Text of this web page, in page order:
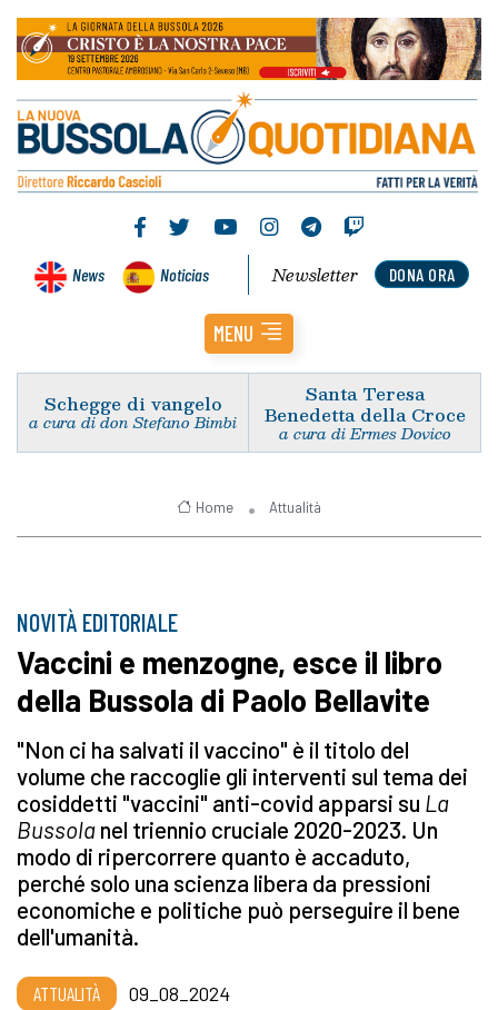
News Noticias DONA ORA
Newsletter
MENU
Schegge di vangelo
a cura di don Stefano Bimbi
Santa Teresa
Benedetta della Croce
a cura di Ermes Dovico
Home Attualità
NOVITÀ EDITORIALE
Vaccini e menzogne, esce il libro
della Bussola di Paolo Bellavite
"Non ci ha salvati il vaccino" è il titolo del
volume che raccoglie gli interventi sul tema dei
cosiddetti "vaccini" anti-covid apparsi su La
Bussola nel triennio cruciale 2020-2023. Un
modo di ripercorrere quanto è accaduto,
perché solo una scienza libera da pressioni
economiche e politiche può perseguire il bene
dell'umanità.
ATTUALITÀ 09_08_2024